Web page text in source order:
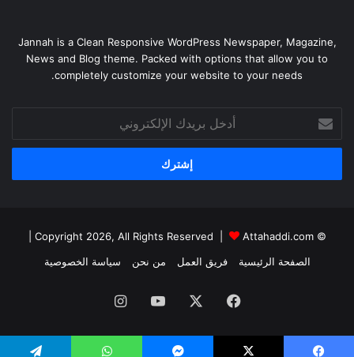
Jannah is a Clean Responsive WordPress Newspaper, Magazine,
News and Blog theme. Packed with options that allow you to
completely customize your website to your needs.
بريدك
الإلكتروني
© Copyright 2026, All Rights Reserved |
Attahaddi.com
الصفحة الرئيسية
فريق العمل من نحن سياسة الخصوصية
فيسبوك يوتيوب